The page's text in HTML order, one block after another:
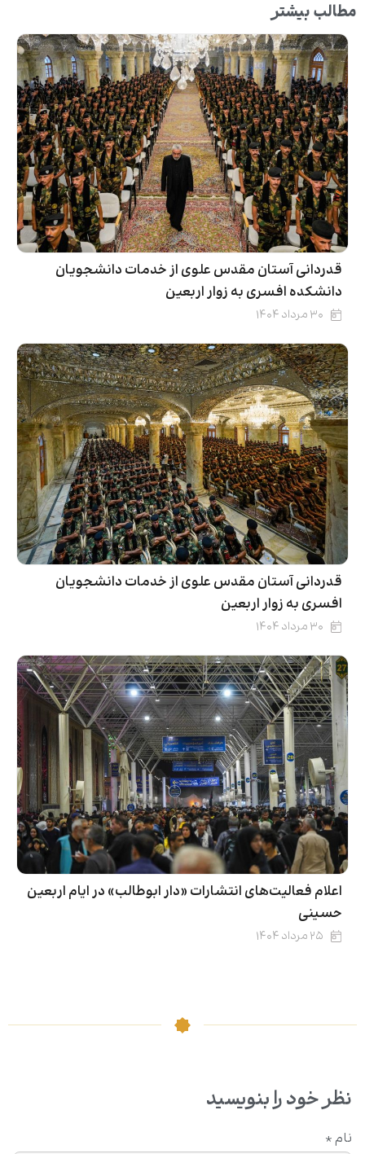
مطالب بیشتر
قدردانی آستان مقدس علوی از خدمات دانشجویان
دانشکده افسری به زوار اربعین
۳۰ مرداد ۱۴۰۴
قدردانی آستان مقدس علوی از خدمات دانشجویان
افسری به زوار اربعین
۳۰ مرداد ۱۴۰۴
اعلام فعالیت‌های انتشارات «دار ابوطالب» در ایام اربعین
حسینی
۲۵ مرداد ۱۴۰۴
نظر خود را بنویسید
نام *